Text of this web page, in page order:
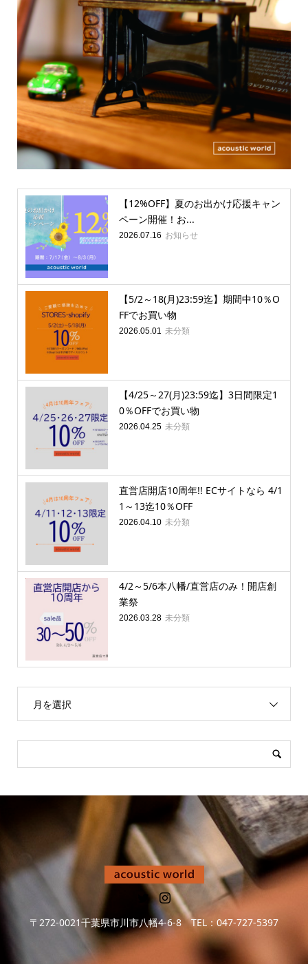
【12%OFF】夏のお出かけ応援キャン
ペーン開催！お...
2026.07.16 お知らせ
【5/2～18(月)23:59迄】期間中10％O
FFでお買い物
2026.05.01 未分類
【4/25～27(月)23:59迄】3日間限定1
0％OFFでお買い物
2026.04.25 未分類
直営店開店10周年!! ECサイトなら 4/1
1～13迄10％OFF
2026.04.10 未分類
4/2～5/6本八幡/直営店のみ！開店創
業祭
2026.03.28 未分類
月を選択
〒272-0021千葉県市川市八幡4-6-8 TEL：047-727-5397